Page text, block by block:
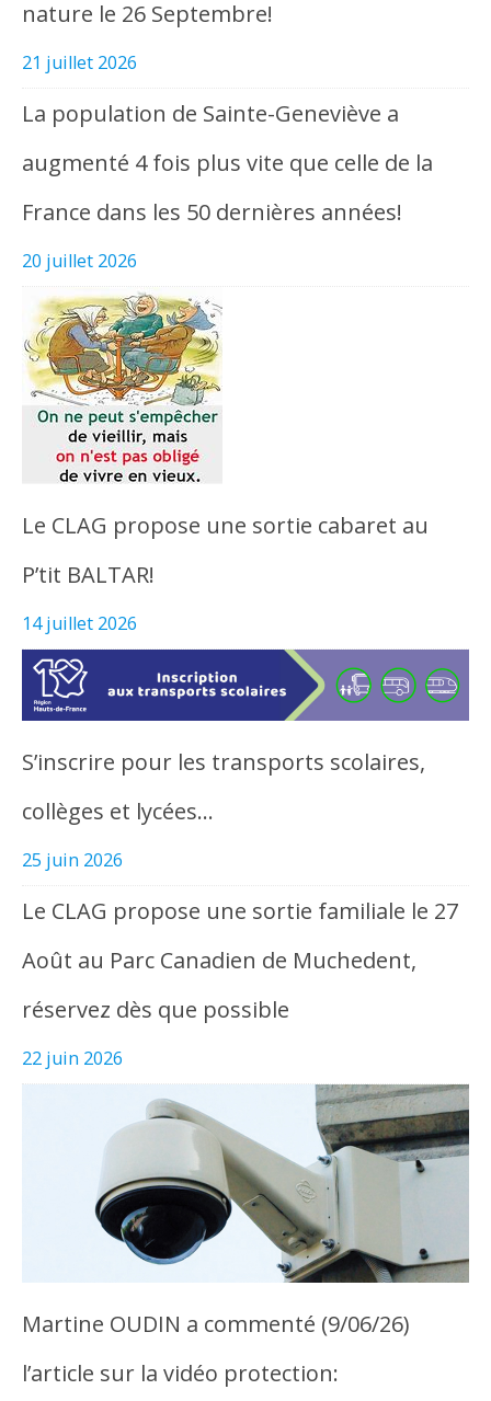
nature le 26 Septembre!
21 juillet 2026
La population de Sainte-Geneviève a
augmenté 4 fois plus vite que celle de la
France dans les 50 dernières années!
20 juillet 2026
Le CLAG propose une sortie cabaret au
P’tit BALTAR!
14 juillet 2026
S’inscrire pour les transports scolaires,
collèges et lycées…
25 juin 2026
Le CLAG propose une sortie familiale le 27
Août au Parc Canadien de Muchedent,
réservez dès que possible
22 juin 2026
Martine OUDIN a commenté (9/06/26)
l’article sur la vidéo protection: